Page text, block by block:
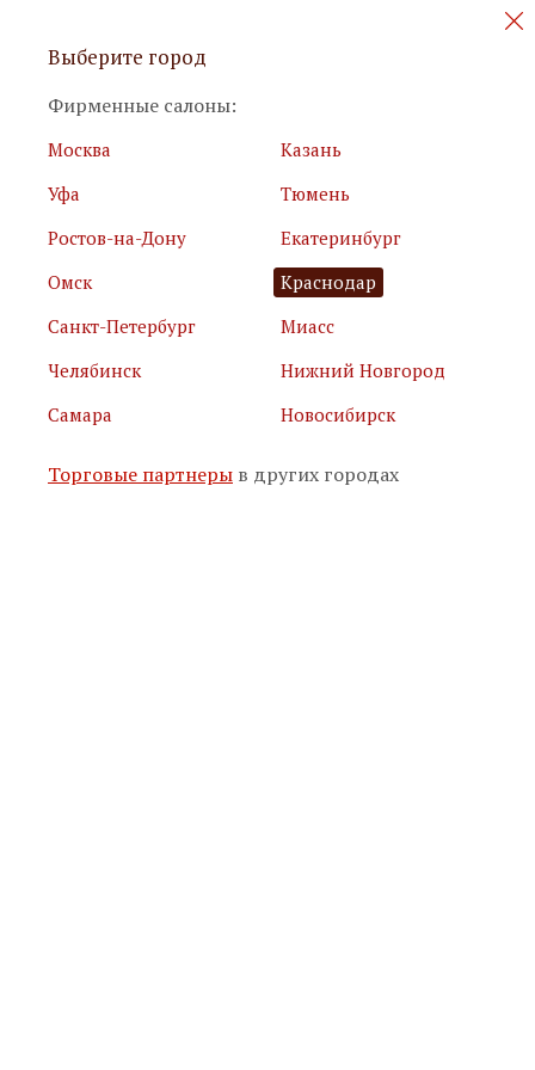
Персональные акции и новинки
Я принимаю
условия использования сайта
Я соглашаюсь сполитикой обработки персональных
Подписаться
Выберите город
Фирменные салоны:
Москва
Казань
Уфа
Тюмень
Ростов-на-Дону
Екатеринбург
Омск
Краснодар
Санкт-Петербург
Миасс
Челябинск
Нижний Новгород
Самара
Новосибирск
Торговые партнеры в других городах